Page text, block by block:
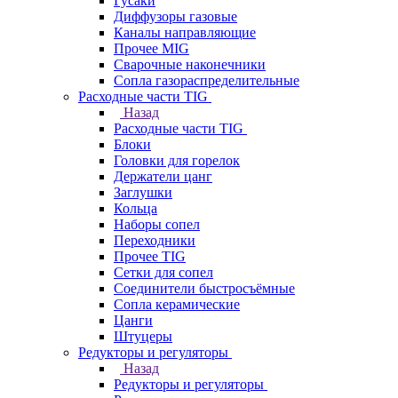
Диффузоры газовые
Каналы направляющие
Прочее MIG
Сварочные наконечники
Сопла газораспределительные
Расходные части TIG
Назад
Расходные части TIG
Блоки
Головки для горелок
Держатели цанг
Заглушки
Кольца
Наборы сопел
Переходники
Прочее TIG
Сетки для сопел
Соединители быстросъёмные
Сопла керамические
Цанги
Штуцеры
Редукторы и регуляторы
Назад
Редукторы и регуляторы